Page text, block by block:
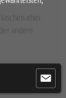
eher
andere